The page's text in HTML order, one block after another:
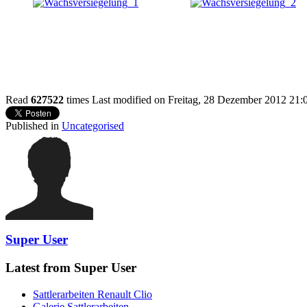
Read 627522 times Last modified on Freitag, 28 Dezember 2012
Published in Uncategorised
Super User
Latest from Super User
Sattlerarbeiten Renault Clio